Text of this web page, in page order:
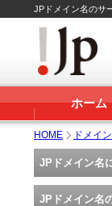
JPドメイン名のサ
ホーム
HOME ドメイ
JPドメイン名
JPドメイン名